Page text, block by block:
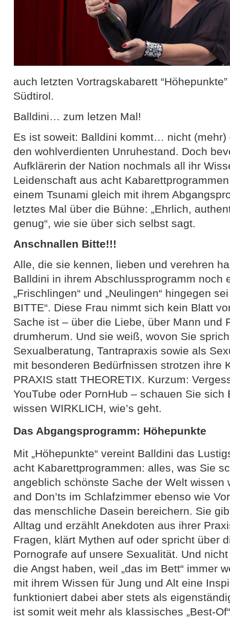
auch letzten Vortragskabarett
Südtirol.
Balldini… zum letzen Mal!
Es ist soweit: Balldini kommt… nicht
den wohlverdienten Unruhestand. Doch
Aufklärerin der Nation nochmals all ihr
Leidenschaft aus acht
einem Tsunami gleich mit ihrem
letztes Mal über die Bühne: „Ehrlich,
genug“, wie sie über sich selbst sagt.
Anschnallen Bitte!!!
Alle, die sie kennen, lieben und verehren
Balldini in ihrem Abschlussprogramm noch
„Frischlingen“ und „Neulingen“ hingegen
BITTE“. Diese Frau nimmt sich kein Blatt
Sache ist – über die Liebe, über Mann und
drumherum. Und sie weiß, wovon Sie
Sexualberatung, Tantrapraxis sowie als
mit besonderen Bedürfnissen strotzen ihre
PRAXIS statt THEORETIX. Kurzum:
YouTube oder PornHub – schauen Sie sich
wissen WIRKLICH, wie’s geht.
Das Abgangsprogramm: Höhepunkte
Mit „Höhepunkte“ vereint Balldini das
acht Kabarettprogrammen: alles, was Sie
angeblich schönste Sache der Welt wissen
and Don’ts im Schlafzimmer ebenso wie
das menschliche Dasein bereichern. Sie
Alltag und erzählt Anekdoten aus ihrer
Fragen, klärt Mythen auf oder spricht über
Pornografe auf unsere Sexualität. Und
die Angst haben, weil „das im Bett“ immer
mit ihrem Wissen für Jung und Alt eine
funktioniert dabei aber stets als
ist somit weit mehr als klassisches „Best-